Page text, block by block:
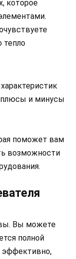
которое
тепло
и минусы
поможет вам
возможности
Вы можете
полной
эффективно,